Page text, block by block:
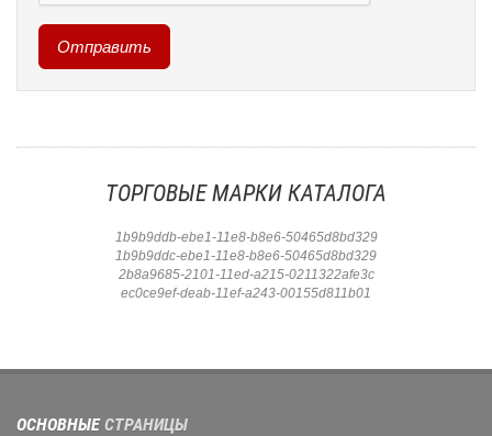
ТОРГОВЫЕ МАРКИ КАТАЛОГА
1b9b9ddb-ebe1-11e8-b8e6-50465d8bd329
1b9b9ddc-ebe1-11e8-b8e6-50465d8bd329
2b8a9685-2101-11ed-a215-0211322afe3c
ec0ce9ef-deab-11ef-a243-00155d811b01
ОСНОВНЫЕСТРАНИЦЫ